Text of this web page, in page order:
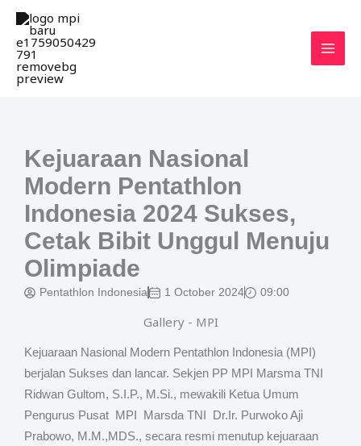
Skip
content
Kejuaraan Nasional
Modern Pentathlon
Indonesia 2024 Sukses,
Cetak Bibit Unggul Menuju
Olimpiade
Pentathlon Indonesia 1 October 2024 09:00
Gallery - MPI
Kejuaraan Nasional Modern Pentathlon Indonesia (MPI)
berjalan Sukses dan lancar. Sekjen PP MPI Marsma TNI
Ridwan Gultom, S.I.P., M.Si., mewakili Ketua Umum
Pengurus Pusat MPI Marsda TNI Dr.Ir. Purwoko Aji
Prabowo, M.M.,MDS., secara resmi menutup kejuaraan